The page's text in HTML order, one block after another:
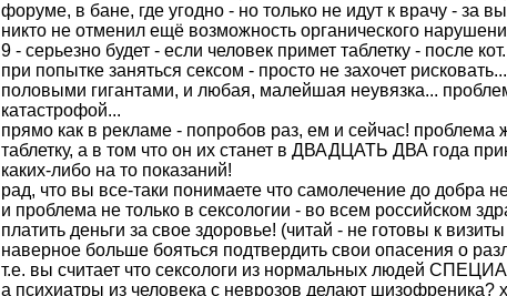
форуме, в бане, где угодно - но только не идут к врачу - за
никто не отменил ещё возможность органического
9 - серьезно будет - если человек примет таблетку - после
при попытке заняться сексом - просто не захочет
половыми гигантами, и любая, малейшая неувязка...
катастрофой...
прямо как в рекламе - попробов раз, ем и сейчас!
таблетку, а в том что он их станет в ДВАДЦАТЬ ДВА года
каких-либо на то показаний!
рад, что вы все-таки понимаете что самолечение до добра
и проблема не только в сексологии - во всем российском
платить деньги за свое здоровье! (читай - не готовы к
наверное больше бояться подтвердить свои опасения о
т.е. вы считает что сексологи из нормальных людей
а психиатры из человека с неврозов делают шизофреника?